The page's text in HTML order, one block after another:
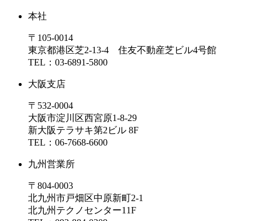
本社
〒105-0014
東京都港区芝2-13-4 住友不動産芝ビル4号館
TEL：03-6891-5800
大阪支店
〒532-0004
大阪市淀川区西宮原1-8-29
新大阪テラサキ第2ビル 8F
TEL：06-7668-6600
九州営業所
〒804-0003
北九州市戸畑区中原新町2-1
北九州テクノセンター11F